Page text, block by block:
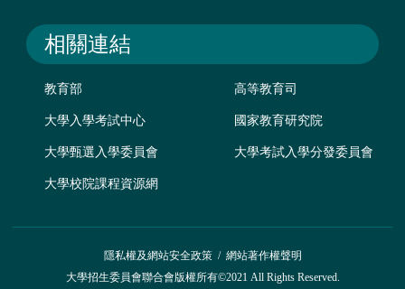
相關連結
教育部 高等教育司
大學入學考試中心 國家教育研究院
大學甄選入學委員會 大學考試入學分發委員會
大學校院課程資源網
隱私權及網站安全政策/ 網站著作權聲明
大學招生委員會聯合會版權所有©2021 All Rights Reserved.